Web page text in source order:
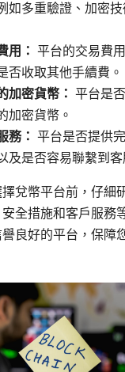
如多重驗證、加密
用： 平台的交易費
否收取其他手續費。
加密貨幣： 平台是
加密貨幣。
務： 平台是否提供
及是否容易聯繫到客
兌幣平台前，仔細
全措施和客戶服務
良好的平台，保障